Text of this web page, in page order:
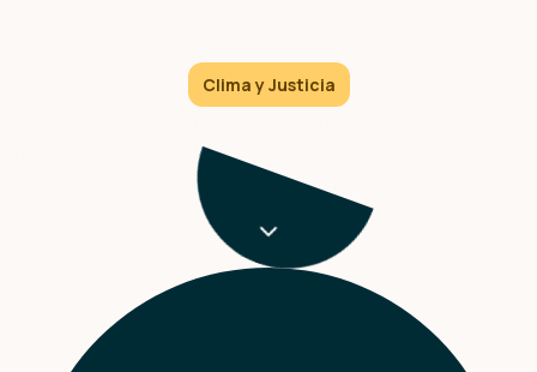
Clima y Justicia
mueve océanos y remodela patrones climáticos en
todo el planeta.